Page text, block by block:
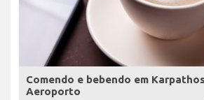
Comendo e bebendo em
Aeroporto